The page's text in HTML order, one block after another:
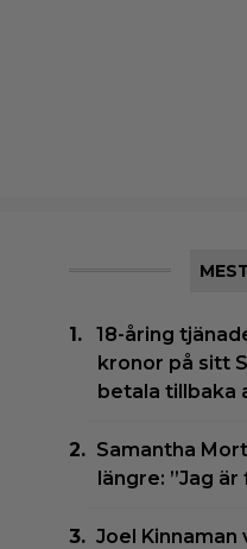
18-åring
kronor på sitt
betala tillbaka
Samantha
längre: ”Jag
Joel Kinnaman